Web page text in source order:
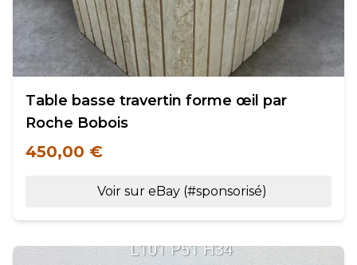
Table basse travertin forme œil par
Roche Bobois
450,00 €
Voir sur eBay (#sponsorisé)